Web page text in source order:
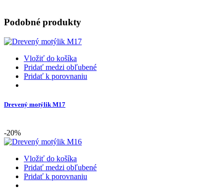
Podobné produkty
Vložiť do košíka
Pridať medzi obľubené
Pridať k porovnaniu
Drevený motýlik M17
-20%
Vložiť do košíka
Pridať medzi obľubené
Pridať k porovnaniu